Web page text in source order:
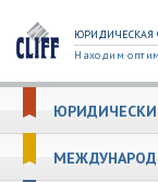
ЮРИДИЧЕСКАЯ
Находим